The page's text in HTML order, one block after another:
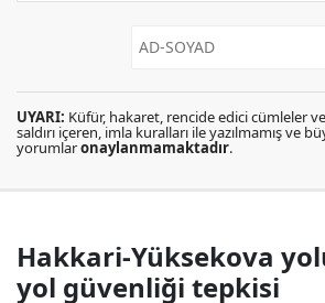
UYARI: Küfür, hakaret, rencide edici cümleler
saldırı içeren, imla kuralları ile yazılmamış ve
yorumlaronaylanmamaktadır.
Hakkari-Yüksekova
yol güvenliği tepkisi